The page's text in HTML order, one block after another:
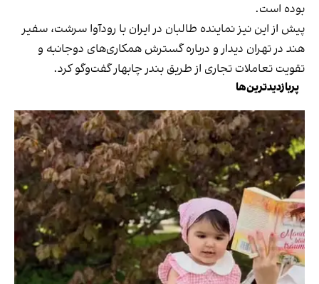
بوده است.
پیش از این نیز نماینده طالبان در ایران با رودآوا سرشت، سفیر
هند در تهران دیدار و درباره گسترش همکاری‌های دوجانبه و
تقویت تعاملات تجاری از طریق بندر چابهار گفت‌و‌گو کرد.
پربازدیدترین‌ها